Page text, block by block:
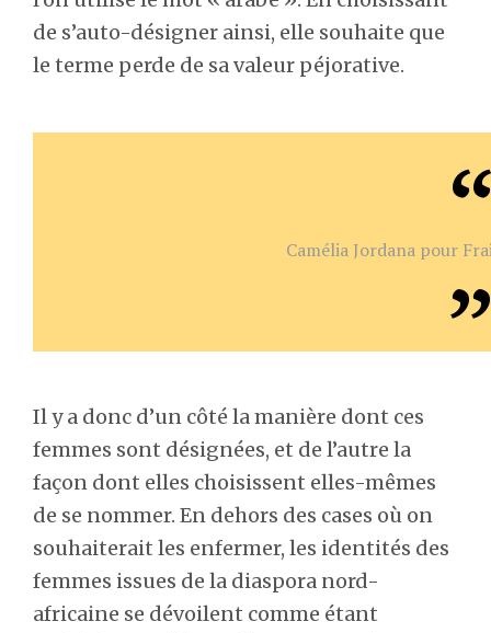
de s’auto-désigner ainsi, elle souhaite que
le terme perde de sa valeur péjorative.
Camélia Jordana pour
Il y a donc d’un côté la manière dont ces
femmes sont désignées, et de l’autre la
façon dont elles choisissent elles-mêmes
de se nommer. En dehors des cases où on
souhaiterait les enfermer, les identités des
femmes issues de la diaspora nord-
africaine se dévoilent comme étant